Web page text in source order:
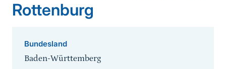
Rottenburg
Bundesland
Baden-Württemberg